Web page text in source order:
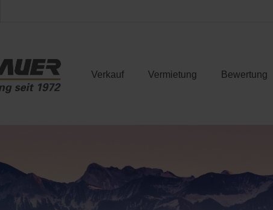
Verkauf Vermietung Bewertung